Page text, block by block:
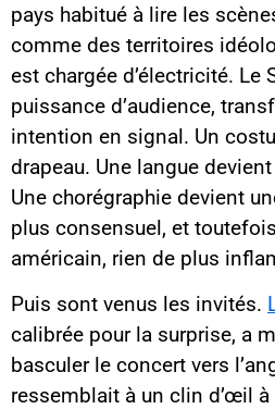
pays habitué à lire les
comme des territoires
est chargée d’électricité. Le
puissance d’audience,
intention en signal. Un
drapeau. Une langue
Une chorégraphie devient
plus consensuel, et
américain, rien de plus
Puis sont venus les invités.
calibrée pour la surprise, a
basculer le concert vers
ressemblait à un clin d’œil